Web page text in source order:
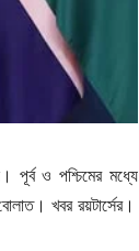
পূর্ব ও পশ্চিমের মধ্যে
খবর রয়টার্সের।